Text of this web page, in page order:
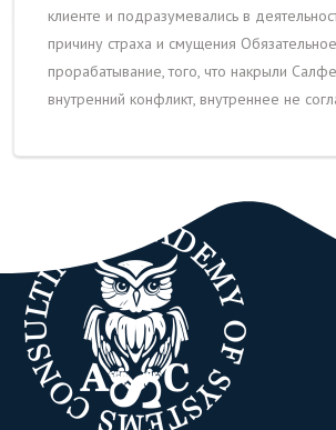
клиенте и подразумевались в
причину страха и смущения Обязательное
прорабатывание, того, что накрыли
внутренний конфликт, внутреннее не